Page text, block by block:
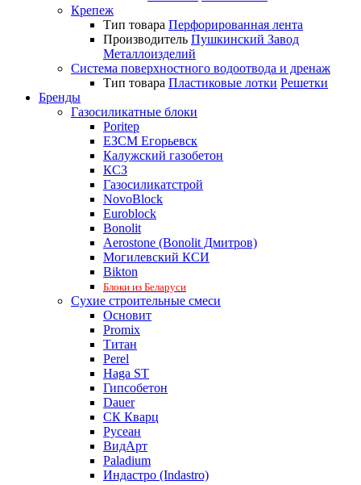
Крепеж
Тип товара Перфорированная лента
Производитель Пушкинский Завод
Металлоизделий
Система поверхностного водоотвода и дренаж
Тип товара Пластиковые лотки Решетки
Бренды
Газосиликатные блоки
Poritep
ЕЗСМ Егорьевск
Калужский газобетон
КСЗ
Газосиликатстрой
NovoBlock
Euroblock
Bonolit
Aerostone (Bonolit Дмитров)
Могилевский КСИ
Bikton
Блоки из Беларуси
Сухие строительные смеси
Основит
Promix
Титан
Perel
Haga ST
Гипсобетон
Dauer
СК Кварц
Русеан
ВидАрт
Paladium
Индастро (Indastro)